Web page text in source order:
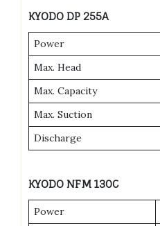
KYODO DP 255A
Power
Max. Head
Max. Capacity
Max. Suction
Discharge
KYODO NFM 130C
Power